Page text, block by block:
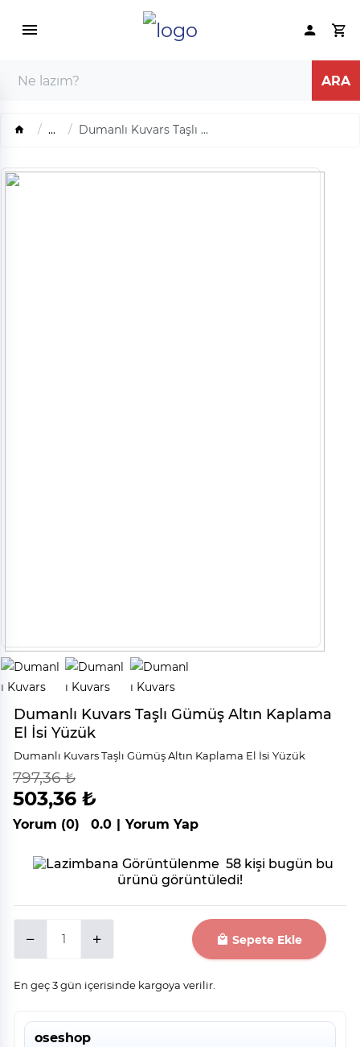
... Dumanlı Kuvars Taşlı ...
Dumanlı Kuvars Taşlı Gümüş Altın Kaplama
El İsi Yüzük
Dumanlı Kuvars Taşlı Gümüş Altın Kaplama El İsi Yüzük
%37
indirim
797,36 ₺
503,36 ₺
Yorum (0) 0.0 | Yorum Yap
58 kişi bugün bu
ürünü görüntüledi!
Sepete Ekle
En geç 3 gün içerisinde kargoya verilir.
oseshop